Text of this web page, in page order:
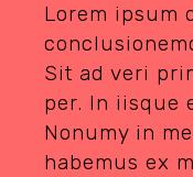
Lorem ipsum
Sit ad veri
per. In iisque
Nonumy in
habemus ex